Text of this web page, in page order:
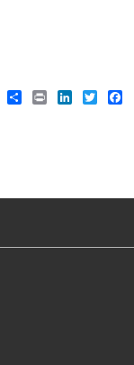
Facebook
Twitter
LinkedIn
Print